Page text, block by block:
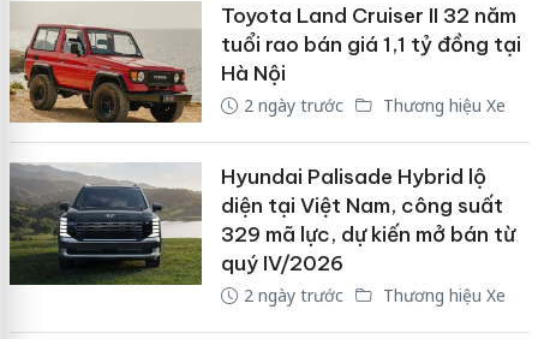
Toyota Land Cruiser II 32 năm
tuổi rao bán giá 1,1 tỷ đồng tại
Hà Nội
2 ngày trước Thương hiệu Xe
Hyundai Palisade Hybrid lộ
diện tại Việt Nam, công suất
329 mã lực, dự kiến mở bán từ
quý IV/2026
2 ngày trước Thương hiệu Xe